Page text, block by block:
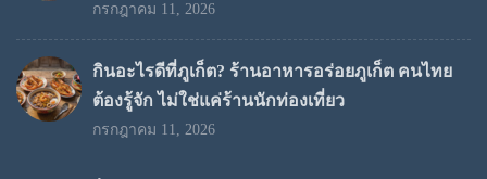
กรกฎาคม 11, 2026
กินอะไรดีที่ภูเก็ต? ร้านอาหารอร่อยภูเก็ต คนไทย
ต้องรู้จัก ไม่ใช่แค่ร้านนักท่องเที่ยว
กรกฎาคม 11, 2026